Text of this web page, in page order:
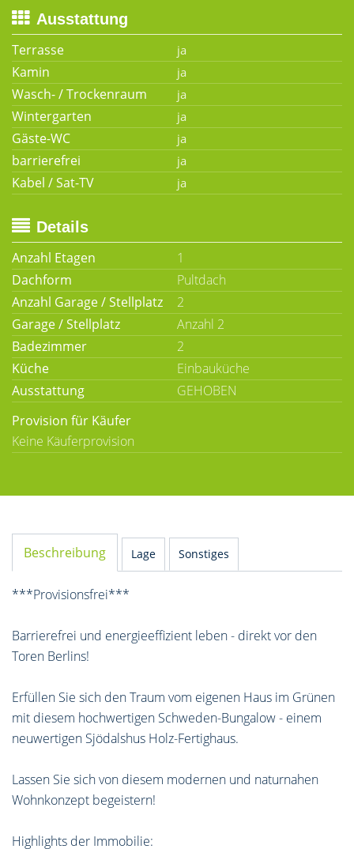
Ausstattung
Terrasse
Kamin
Wasch- / Trockenraum
Wintergarten
Gäste-WC
barrierefrei
Kabel / Sat-TV
Details
Anzahl Etagen
1
Dachform
Pultdach
Anzahl Garage / Stellplatz
2
Garage / Stellplatz
Anzahl 2
Badezimmer
2
Küche
Einbauküche
Ausstattung
GEHOBEN
Provision für Käufer
Keine Käuferprovision
Beschreibung Lage Sonstiges
***Provisionsfrei***
Barrierefrei und energieeffizient leben - direkt vor den
Toren Berlins!
Erfüllen Sie sich den Traum vom eigenen Haus im Grünen
mit diesem hochwertigen Schweden-Bungalow - einem
neuwertigen Sjödalshus Holz-Fertighaus.
Lassen Sie sich von diesem modernen und naturnahen
Wohnkonzept begeistern!
Highlights der Immobilie: